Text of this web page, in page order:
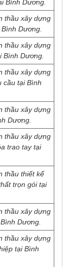
Bình Dương.
thầu xây dựng
Dương.
thầu xây dựng
Bình Dương.
thầu xây dựng
cầu tại Bình
thầu xây dựng
Dương.
thầu xây dựng
trao tay tại
thầu thiết kế
trọn gói tại
thầu xây dựng
Dương.
thầu xây dựng
tại Bình